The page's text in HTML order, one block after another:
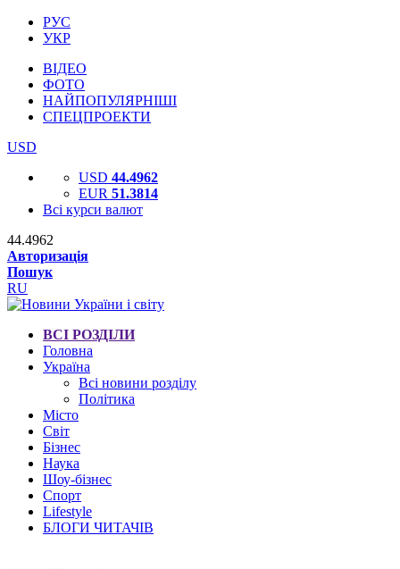
РУС
УКР
ВІДЕО
ФОТО
НАЙПОПУЛЯРНІШІ
СПЕЦПРОЕКТИ
USD
USD 44.4962
EUR 51.3814
Всі курси валют
44.4962
Авторизація
Пошук
RU
ВСІ РОЗДІЛИ
Головна
Україна
Всі новини розділу
Політика
Місто
Світ
Бізнес
Наука
Шоу-бізнес
Спорт
Lifestyle
БЛОГИ ЧИТАЧІВ